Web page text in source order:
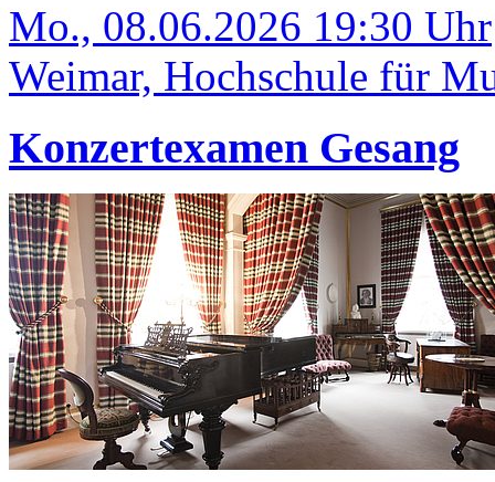
Mo., 08.06.2026 19:30 Uhr
Weimar, Hochschule für
Konzertexamen Gesang